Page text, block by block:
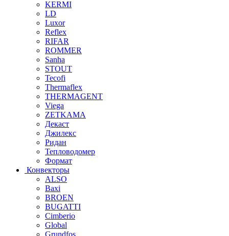
KERMI
LD
Luxor
Reflex
RIFAR
ROMMER
Sanha
STOUT
Tecofi
Thermaflex
THERMAGENT
Viega
ZETKAMA
Декаст
Джилекс
Ридан
Тепловодомер
Формат
Конвекторы
ALSO
Baxi
BROEN
BUGATTI
Cimberio
Global
Grundfos